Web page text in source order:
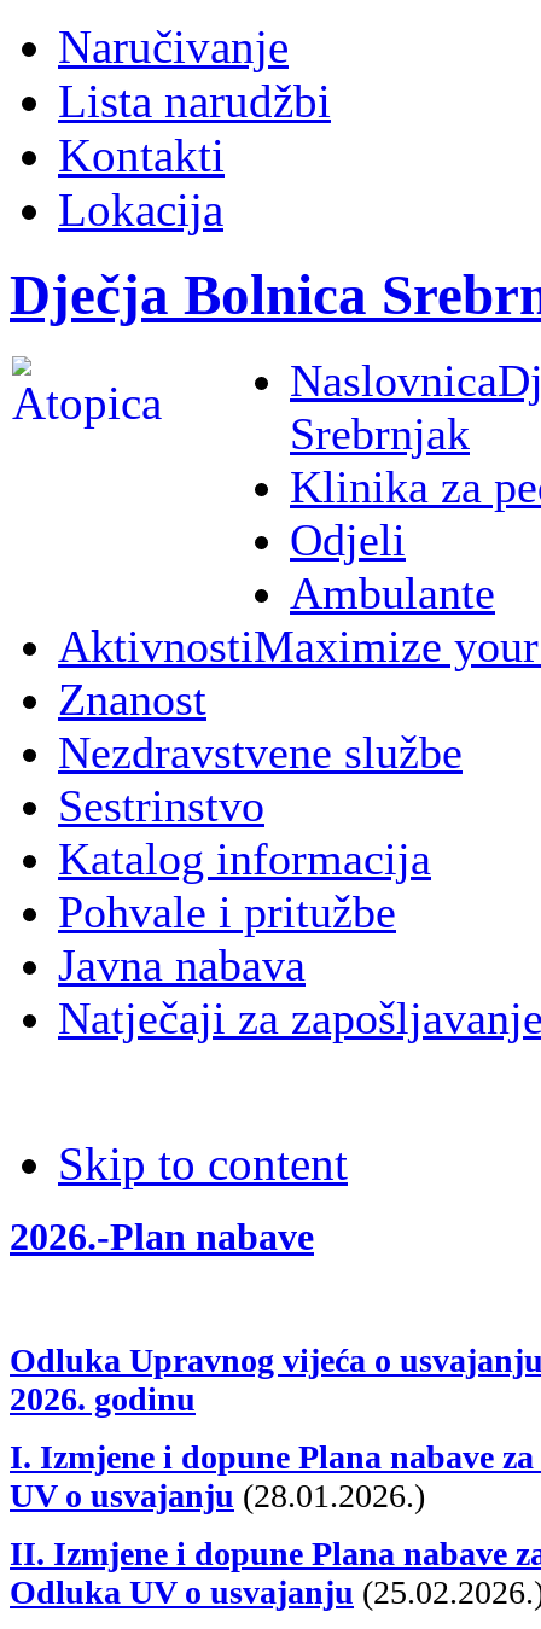
Naručivanje
Lista narudžbi
Kontakti
Lokacija
Dječja Bolnica
Naslovnica
Srebrnjak
Klinika za
Odjeli
Ambulante
AktivnostiMaximize
Znanost
Nezdravstvene službe
Sestrinstvo
Katalog informacija
Pohvale i pritužbe
Javna nabava
Natječaji za
Skip to content
2026.-Plan nabave
Odluka Upravnog vijeća o
2026. godinu
I. Izmjene i dopune Plana nabave
UV o usvajanju (28.01.2026.)
II. Izmjene i dopune Plana nabave
Odluka UV o usvajanju